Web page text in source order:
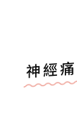
神經痛